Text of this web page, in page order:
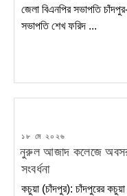
জেলা বিএনপির সভাপতি
সভাপতি শেখ ফরিদ ...
POSTED
১৮ মে ২০২৬
নুরুল আজাদ কলেজে অবসর
সংবর্ধনা
কচুয়া (চাঁদপুর): চাঁদপুরের